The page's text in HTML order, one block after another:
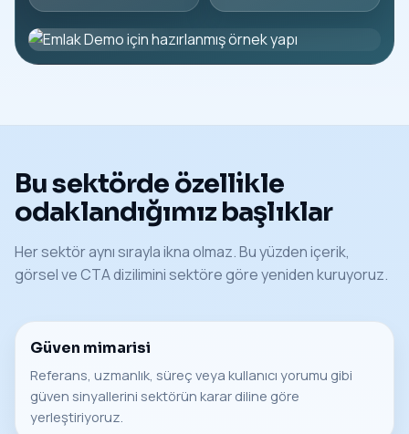
Bu sektörde özellikle
odaklandığımız başlıklar
Her sektör aynı sırayla ikna olmaz. Bu yüzden içerik,
görsel ve CTA dizilimini sektöre göre yeniden kuruyoruz.
Güven mimarisi
Referans, uzmanlık, süreç veya kullanıcı yorumu gibi
güven sinyallerini sektörün karar diline göre
yerleştiriyoruz.